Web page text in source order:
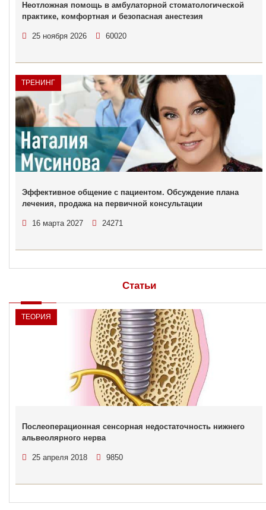
Неотложная помощь в амбулаторной стоматологической
практике, комфортная и безопасная анестезия
25 ноября 2026 60020
ТРЕНИНГ
Эффективное общение с пациентом. Обсуждение плана
лечения, продажа на первичной консультации
16 марта 2027 24271
Статьи
ТЕОРИЯ
Послеоперационная сенсорная недостаточность нижнего
альвеолярного нерва
25 апреля 2018 9850